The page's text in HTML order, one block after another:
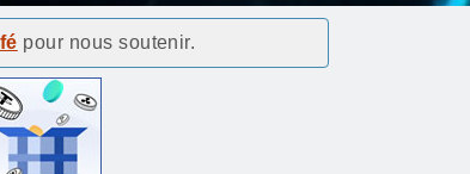
pour nous soutenir.